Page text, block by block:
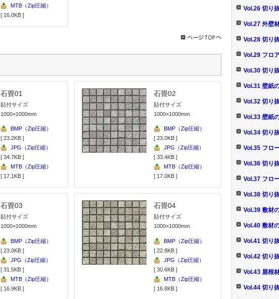
MTB（Zip圧縮）
[ 16.0KB ]
石畳01
貼付サイズ
1000×1000mm
BMP（Zip圧縮）
[ 23.2KB ]
JPG（Zip圧縮）
[ 34.7KB ]
MTB（Zip圧縮）
[ 17.1KB ]
石畳02
貼付サイズ
1000×1000mm
BMP（Zip圧縮）
[ 23.0KB ]
JPG（Zip圧縮）
[ 33.4KB ]
MTB（Zip圧縮）
[ 17.0KB ]
石畳03
貼付サイズ
1000×1000mm
BMP（Zip圧縮）
[ 23.0KB ]
JPG（Zip圧縮）
[ 31.5KB ]
MTB（Zip圧縮）
[ 16.9KB ]
石畳04
貼付サイズ
1000×1000mm
BMP（Zip圧縮）
[ 22.8KB ]
JPG（Zip圧縮）
[ 30.6KB ]
MTB（Zip圧縮）
[ 16.8KB ]
Vol.26 切り
Vol.27 外壁
Vol.28 切り
Vol.29 フロ
Vol.30 切り
Vol.31 壁紙
Vol.32 切り
Vol.33 壁紙
Vol.34 切り
Vol.35 フロ
Vol.36 切り
Vol.37 フロ
Vol.38 切り
Vol.39 敷材
Vol.40 敷材
Vol.41 切り
Vol.42 切り
Vol.43 屋根
Vol.44 切り